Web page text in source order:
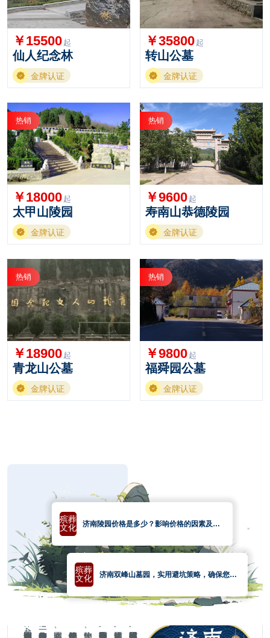
￥15500 起
仙人纪念林
金牌认证
￥35800 起
转山公墓
金牌认证
热销
￥18000 起
太甲山陵园
金牌认证
热销
￥9600 起
寿南山恭德陵园
金牌认证
热销
￥18900 起
青龙山公墓
金牌认证
热销
￥9800 起
福舜园公墓
金牌认证
殡葬
文化
济南陵园价格是多少？影响价格的因素及不
殡葬
文化
济南双峰山墓园，实用避坑策略，确保您的
济南墓园网提供济南正规公墓,
济南正规墓地,
济南陵园价格查询的购墓服务平台,
为您比较、筛选,
使您的亲人有一个安静祥和的归宿!